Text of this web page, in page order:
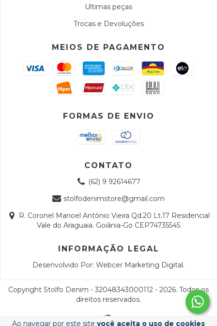
Ao navegar por este site você aceita o uso de cookies
Ultimas peças
Trocas e Devoluções
MEIOS DE PAGAMENTO
FORMAS DE ENVIO
CONTATO
(62) 9 92614677
stolfodenimstore@gmail.com
R. Coronel Manoel Antônio Vieira Qd.20 Lt.17 Residencial
Vale do Araguaia. Goiânia-Go CEP74735545
INFORMAÇÃO LEGAL
Desenvolvido Por: Webcer Marketing Digital.
Copyright Stolfo Denim - 32048343000112 - 2026. Todos os
direitos reservados.